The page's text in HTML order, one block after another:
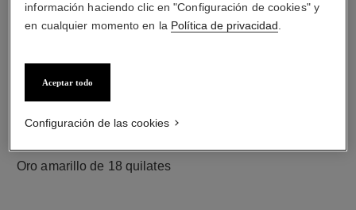
Oro amarillo de 18 quilates
información haciendo clic en "Configuración de cookies" y
en cualquier momento en la Política de privacidad
Aceptar todo
Configuración de las cookies